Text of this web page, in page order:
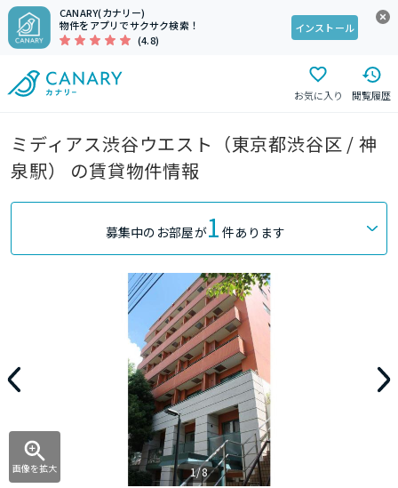
CANARY(カナリー)
物件をアプリでサクサク検索！
(4.8)
インストール
お気に入り 閲覧履歴
ミディアス渋谷ウエスト（東京都渋谷区 / 神
泉駅） の賃貸物件情報
募集中のお部屋が1 件あります
画像を拡大 1/8